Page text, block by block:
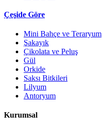
Çeşide Göre
Mini Bahçe ve Teraryum
Şakayık
Çikolata ve Peluş
Gül
Orkide
Saksı Bitkileri
Lilyum
Antoryum
Kurumsal